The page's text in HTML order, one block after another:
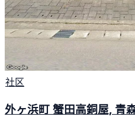
社区
外ヶ浜町 蟹田高銅屋, 青